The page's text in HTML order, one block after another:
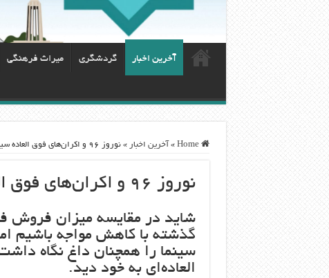
آخرین اخبار گردشگری ميراث فرهنگی
Home
» آخرین اخبار » نوروز ۹۶ و اکران‌های فوق العاده سینما
نوروز ۹۶ و اکران‌های فوق العاده سینما
شاید در مقایسه میزان فروش
سینما را همچنان داغ نگاه
العاده‌ای به خود دید.